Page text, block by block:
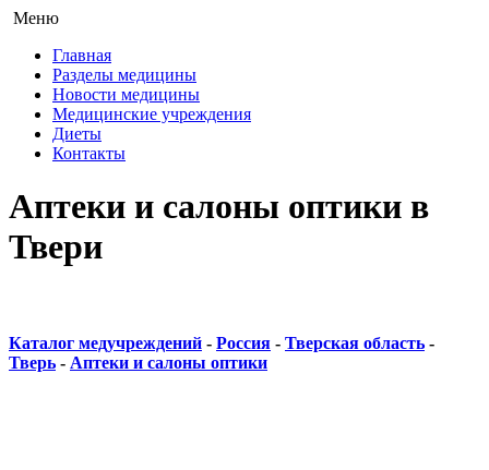
Меню
Главная
Разделы медицины
Новости медицины
Медицинские учреждения
Диеты
Контакты
Аптеки и салоны оптики в
Твери
Каталог медучреждений - Россия - Тверская область -
Тверь - Аптеки и салоны оптики